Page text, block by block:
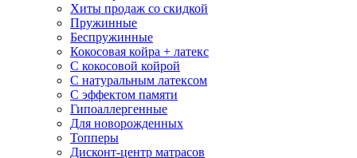
Хиты продаж со скидкой
Пружинные
Беспружинные
Кокосовая койра + латекс
С кокосовой койрой
С натуральным латексом
С эффектом памяти
Гипоаллергенные
Для новорожденных
Топперы
Дисконт-центр матрасов